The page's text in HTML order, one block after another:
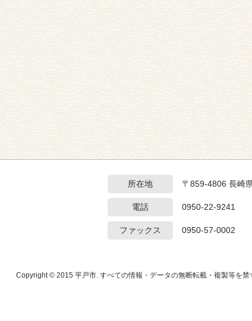
所在地 〒859-4806 長崎
電話 0950-22-9241
ファックス 0950-57-0002
Copyright © 2015 平戸市. すべての情報・データの無断転載・複製等を禁